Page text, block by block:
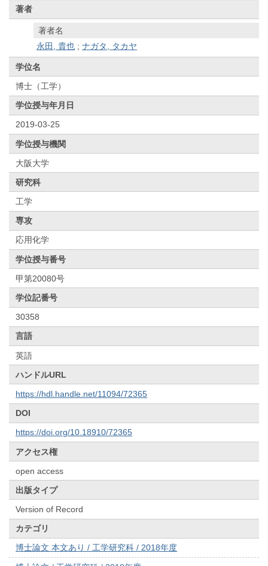
著者
著者名
永田, 貴也 ;ナガタ, タカヤ
学位名
博士（工学）
学位授与年月日
2019-03-25
学位授与機関
大阪大学
研究科
工学
専攻
応用化学
学位授与番号
甲第20080号
学位記番号
30358
言語
英語
ハンドルURL
https://hdl.handle.net/11094/72365
DOI
https://doi.org/10.18910/72365
アクセス権
open access
出版タイプ
Version of Record
カテゴリ
博士論文 本文あり / 工学研究科 / 2018年度